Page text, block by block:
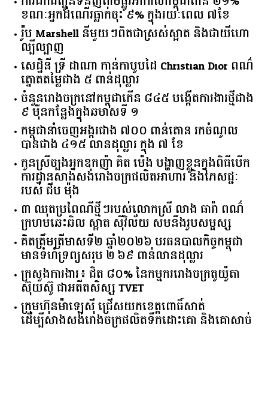
ខណៈអ្នកដំណើរធ្លាក់ចុះ ៩% ក្នុងរយៈពេល ៧ខែ
រ៉ូប Marshell នីមួយៗពិតជាស្រស់ស្អាត និងជាយីហោ
ល្បីល្បាញ
សេដ្ឋិនី ទ្រី ដាណា កាន់កាបូបដៃ Christian Dior ពណ៌
ត្នោតតម្លៃជាង ៥ ពាន់ដុល្លារ
ចំនួន​រោងចក្រ​នៅ​កម្ពុជា​កើន​ ​៨៤៥​ ​បង្កើត​ការងារ​ថ្មី​ជាង​
​៩​ ​ម៉ឺន​កន្លែង​ក្នុង​ឆមាស​ទី ​១​
កម្ពុជានាំចេញអង្ករជាង ៧០០ ពាន់តោន រកចំណូល
បានជាង ៤១៥ លានដុល្លារ ក្នុង ៧ ខែ
កូនស្រីច្បងអ្នកឧកញ៉ា គិត ម៉េង បង្ហាញខ្លួនក្នុងពិធីបើក
ការដ្ឋានសាងសង់រោងចក្រផលិតអាហារ និងភេសជ្ជៈ
របស់ ជីប ម៉ុង
៣ ឈុតប្រពៃណីថ្មីៗរបស់លោកស្រី លាង ធារ៉ា ពណ៌
ក្រហមឆេះឆិល ស្អាត ​ស៊ីវិល័យ សមនឹងរូបសម្ផស្ស
គិត​ត្រឹមត្រីមាស​ទី​២​ ​ឆ្នាំ​២០២៦​ បរធន​បាលកិច្ច​កម្ពុជា​ ​
មាន​ទំហំ​ទ្រព្យ​សរុប​ ​២.៦៩​ ​ពាន់លាន​ដុល្លារ​
ក្រសួង​ការងារ​៖ ​ជិត​ ​៨០​% ​នៃ​កម្មករ​រោងចក្រ​តូយ៉ូតា ​
ស៊ុយ​ស៊ូ ​ជា​អតីត​សិស្ស​ ​TVET​
ក្រុមហ៊ុន​ម៉ាឡេស៊ី ជ្រើសយកខេត្ដពោធិ៍សាត់
ដើម្បីសាងសង់រោងចក្រផលិតទឹកដោះគោ និងគោសាច់